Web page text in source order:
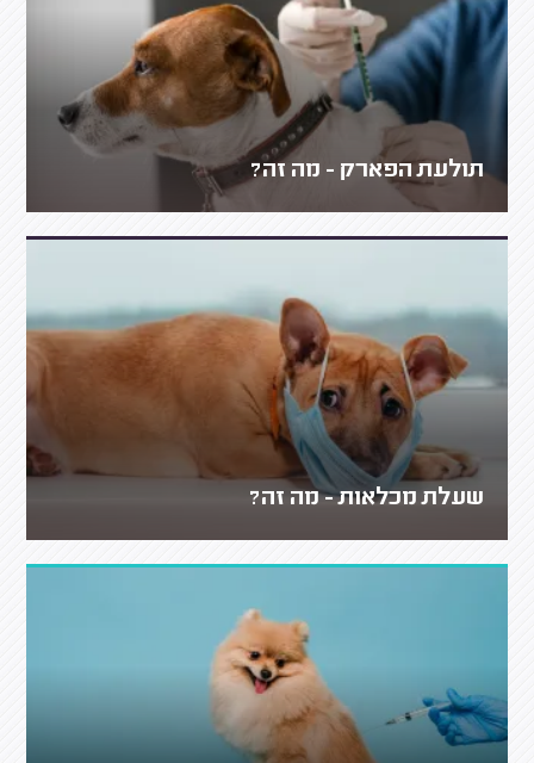
תולעת הפארק - מה זה?
שעלת מכלאות - מה זה?